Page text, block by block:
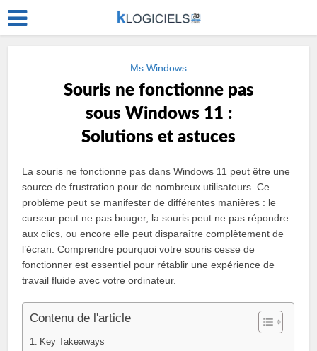
Ms Windows
Souris ne fonctionne pas
sous Windows 11 :
Solutions et astuces
La souris ne fonctionne pas dans Windows 11 peut être une
source de frustration pour de nombreux utilisateurs. Ce
problème peut se manifester de différentes manières : le
curseur peut ne pas bouger, la souris peut ne pas répondre
aux clics, ou encore elle peut disparaître complètement de
l’écran. Comprendre pourquoi votre souris cesse de
fonctionner est essentiel pour rétablir une expérience de
travail fluide avec votre ordinateur.
Contenu de l'article
Key Takeaways